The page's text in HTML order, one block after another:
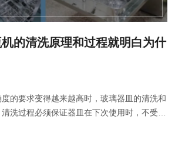
的清洗原理和过程就明白为什
的要求变得越来越高时，玻璃器皿的清洗和
洗过程必须保证器皿在下次使用时，不受上
...